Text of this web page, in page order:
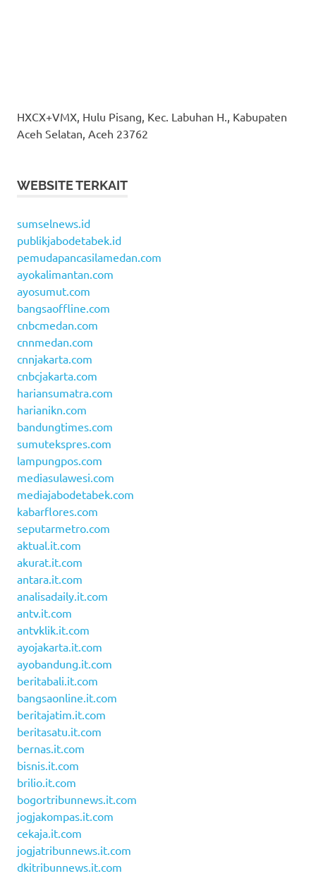
HXCX+VMX, Hulu Pisang, Kec. Labuhan H., Kabupaten
Aceh Selatan, Aceh 23762
WEBSITE TERKAIT
sumselnews.id
publikjabodetabek.id
pemudapancasilamedan.com
ayokalimantan.com
ayosumut.com
bangsaoffline.com
cnbcmedan.com
cnnmedan.com
cnnjakarta.com
cnbcjakarta.com
hariansumatra.com
harianikn.com
bandungtimes.com
sumutekspres.com
lampungpos.com
mediasulawesi.com
mediajabodetabek.com
kabarflores.com
seputarmetro.com
aktual.it.com
akurat.it.com
antara.it.com
analisadaily.it.com
antv.it.com
antvklik.it.com
ayojakarta.it.com
ayobandung.it.com
beritabali.it.com
bangsaonline.it.com
beritajatim.it.com
beritasatu.it.com
bernas.it.com
bisnis.it.com
brilio.it.com
bogortribunnews.it.com
jogjakompas.it.com
cekaja.it.com
jogjatribunnews.it.com
dkitribunnews.it.com